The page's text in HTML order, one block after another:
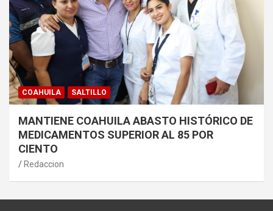
COAHUILA SALTILLO
MANTIENE COAHUILA ABASTO HISTÓRICO DE
MEDICAMENTOS SUPERIOR AL 85 POR
CIENTO
Redaccion